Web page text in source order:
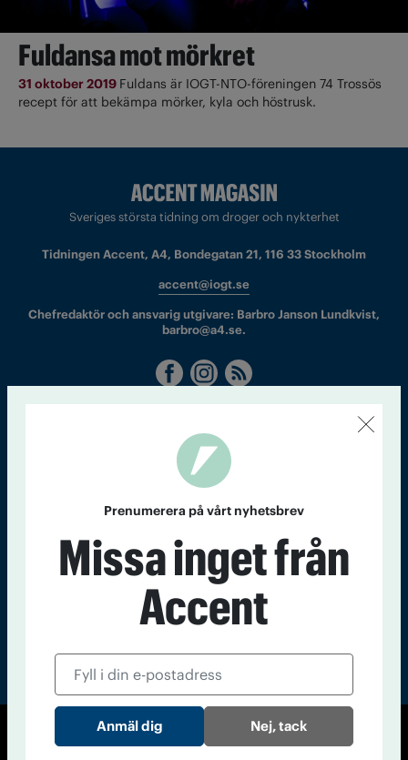
Fuldansa mot mörkret
31 oktober 2019 Fuldans är IOGT-NTO-föreningen 74 Trossös
recept för att bekämpa mörker, kyla och höstrusk.
Sveriges största tidning om droger och nykterhet
Tidningen Accent, A4, Bondegatan 21, 116 33 Stockholm
accent@iogt.se
Chefredaktör och ansvarig utgivare: Barbro Janson Lundkvist,
barbro@a4.se.
nummer av
Accent
© Tidningen Accent 2026
Prenumerera på vårt nyhetsbrev
Missa inget från
Accent
Nej, tack